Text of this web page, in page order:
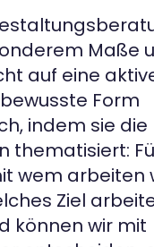
Maße
auf eine
Form
indem sie die
thematisiert:
wem arbeiten
Ziel
können wir mit